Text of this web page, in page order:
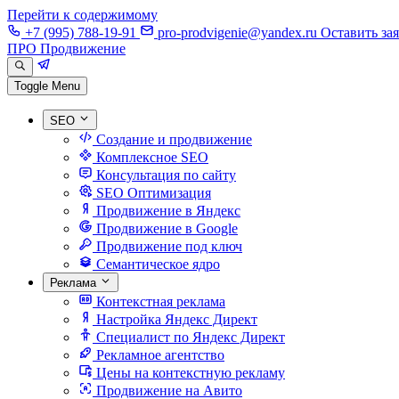
Перейти к содержимому
+7 (995) 788-19-91
pro-prodvigenie@yandex.ru Оставить
ПРО Продвижение
Toggle Menu
SEO
Создание и продвижение
Комплексное SEO
Консультация по сайту
SEO Оптимизация
Продвижение в Яндекс
Продвижение в Google
Продвижение под ключ
Семантическое ядро
Реклама
Контекстная реклама
Настройка Яндекс Директ
Специалист по Яндекс Директ
Рекламное агентство
Цены на контекстную рекламу
Продвижение на Авито